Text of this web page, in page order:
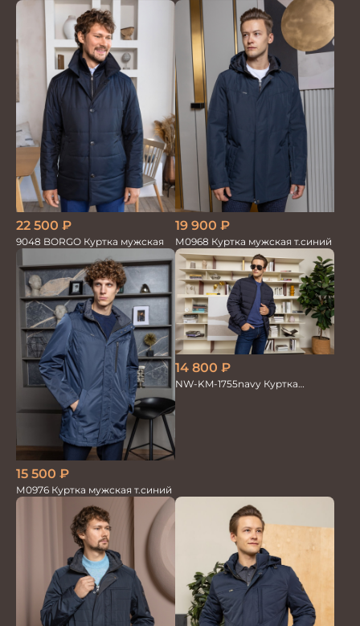
22 500 ₽
9048 BORGO Куртка мужская
19 900 ₽
М0968 Куртка мужская т.синий
15 500 ₽
М0976 Куртка мужская т.синий
14 800 ₽
NW-KM-1755navy Куртка